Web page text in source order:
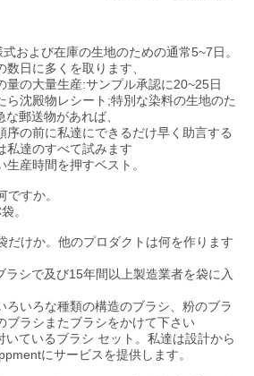
および在庫の生地のための通常5~7日。
日に多くを取ります、
量の大量生産:サンプル承認に20~25日
ら沈殿物レシート;特別な染料の生地のた
郵送物があれば、
序の前に私達にできるだけ早く助言する
私達のすべて試みます
産時間を押すベスト。
すか。
。
だけか。他のプロダクトは何を作ります
ラシで及び15年間以上製造業者を袋に入
ろいろな種類の構造のブラシ、粉のブラ
ブラシまたブラシをかけて下さい
いているブラシ セット。私達は設計から
にサービスを提供します。